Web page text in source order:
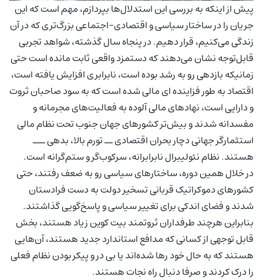
پیش از اینکه به بررسی این استدلال‌ها بپردازم، مهم است که این
جریان را در ساختار سیاسی و اقتصادی-اجتماعی بزرگ‌تری که در آن
زندگی می‌کنیم، قرار دهیم. در پنجاه سال گذشته، شواهد تجربی
قابل‌توجه نشان می‌دهند که دستمزد واقعی ثابت مانده است حتی
زمانیکه بازدهی رو به رشد بوده است، نابرابری افزایش یافته است،
اقتصاد به طور فزاینده ای مالی شده است که به سود صاحبان ثروت
و دارایی است، نهادهای مالی آلوده به فعالیت‌های مجرمانه و
مفسدانه شدند و بیش‌تر کشورهای جهان جنوب تحت نظام مالی
استثمارگر جهانی دچار بحران اقتصادی ــ تورم بالا، بدهی ـــ
هستند. نظام نئولیبرال نابرابرانه، سرکوب‌گر و ستم‌گرانه است.
در خلال همین دوره، ساختارهای سیاسی رو به ضعف رفتند، حتی
کشورهای دموکراتیک قربانی تسخیر دولت به دست فرادستان
شدند و فضای اندکی برای تغییر سیاسی و پاسخ‌گویی گذاشتند.
بنابراین هرچند طرفداران ثروتمند بیت کوین زیاد هستند، بخش
قابل توجهی از کسانی که مدافع استاندارد جدید هستند، آن‌هایی
هستند که به حال خود رها شده‌اند یا بی در و پیکر بودن نظام فعلی
را درک کردند و صرفا دنبال راه نجات هستند.